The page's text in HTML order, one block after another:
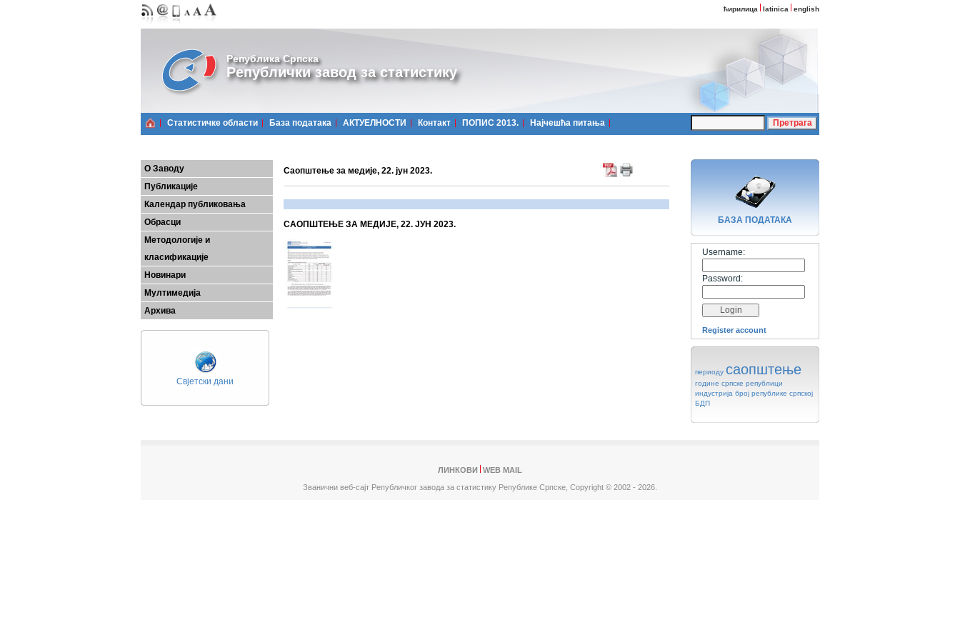
ћирилица latinica english
Република Српска
Републички завод за статистику
Статистичке области Базa података АКТУЕЛНОСТИ Контакт ПОПИС 2013. Најчешћa питања
О Заводу
Публикације
Календар публиковања
Обрасци
Методологије и
класификације
Новинари
Мултимедија
Архива
Свјетски дани
Саопштење за медије, 22. јун 2023.
САОПШТЕЊЕ ЗА МЕДИЈЕ, 22. ЈУН 2023. БАЗA ПОДАТАКА
Username:
Password:
Register account
периоду саопштење
године српске републици
индустрија број републике српској
БДП
ЛИНКОВИ
WEB MAIL
Званични веб-сајт Републичког завода за статистику Републике Српске, Copyright © 2002 - 2026.